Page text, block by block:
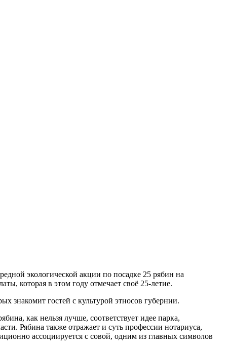
экологической акции по посадке 25 рябин на
которая в этом году отмечает своё 25-летие.
знакомит гостей с культурой этносов губернии.
как нельзя лучше, соответствует идее парка,
Рябина также отражает и суть профессии нотариуса,
ассоциируется с совой, одним из главных символов